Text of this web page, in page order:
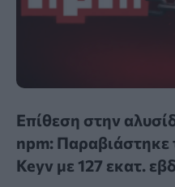
Επίθεση στην
npm: Παραβιάστηκε
Keyv με 127 εκατ.